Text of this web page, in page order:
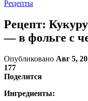
Рецепты
Рецепт:
— в фольге с
Опубликовано Авг 5,
177
Поделится
Ингредиенты: